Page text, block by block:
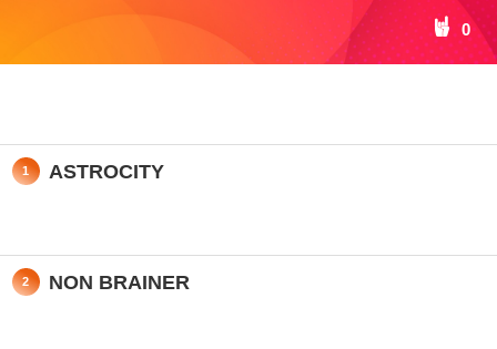
0
1 ASTROCITY
2 NON BRAINER